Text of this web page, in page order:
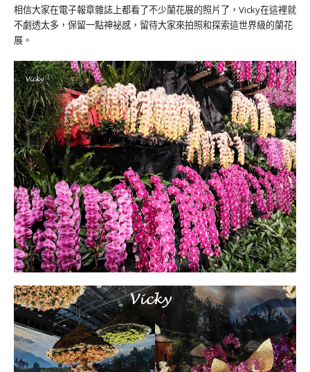
相信大家在電子報章雜誌上都看了不少蘭花展的照片了，Vicky在這裡就
不劇透太多，保留一點神祕感，留待大家來拍照和探索這世界級的蘭花
展。